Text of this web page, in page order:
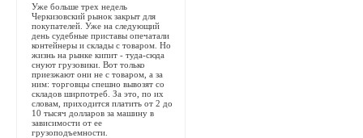
Уже больше трех недель
Черкизовский рынок закрыт для
покупателей. Уже на следующий
день судебные приставы опечатали
контейнеры и склады с товаром. Но
жизнь на рынке кипит - туда-сюда
снуют грузовики. Вот только
приезжают они не с товаром, а за
ним: торговцы спешно вывозят со
складов ширпотреб. За это, по их
словам, приходится платить от 2 до
10 тысяч долларов за машину в
зависимости от ее
грузоподъемности.